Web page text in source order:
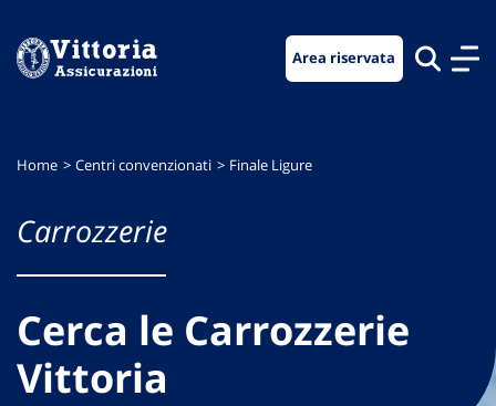
menu
contenuto
footer
Area riservata
Home Centri convenzionati Finale Ligure
Carrozzerie
Cerca le Carrozzerie
Vittoria